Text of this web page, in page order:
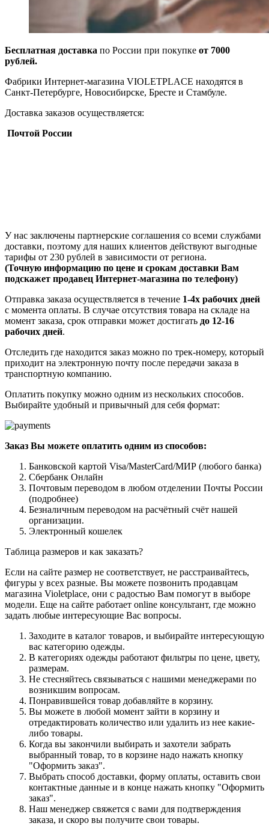
Бесплатная доставка по России при покупке от 7000
рублей.
Фабрики Интернет-магазина VIOLETPLACE находятся в
Санкт-Петербурге, Новосибирске, Бресте и Стамбуле.
Доставка заказов осуществляется:
Почтой России
У нас заключены партнерские соглашения со всеми службами
доставки, поэтому для наших клиентов действуют выгодные
тарифы от 230 рублей в зависимости от региона.
(Точную информацию по цене и срокам доставки Вам
подскажет продавец Интернет-магазина по телефону)
Отправка заказа осуществляется в течение 1-4х рабочих дней
с момента оплаты. В случае отсутствия товара на складе на
момент заказа, срок отправки может достигать до 12-16
рабочих дней.
Отследить где находится заказ можно по трек-номеру, который
приходит на электронную почту после передачи заказа в
транспортную компанию.
Оплатить покупку можно одним из нескольких способов.
Выбирайте удобный и привычный для себя формат:
Заказ Вы можете оплатить одним из способов:
Банковской картой Visa/MasterCard/МИР (любого банка)
Сбербанк Онлайн
Почтовым переводом в любом отделении Почты России
(подробнее)
Безналичным переводом на расчётный счёт нашей
организации.
Электронный кошелек
Таблица размеров и как заказать?
Если на сайте размер не соответствует, не расстраивайтесь,
фигуры у всех разные. Вы можете позвонить продавцам
магазина Violetplace, они с радостью Вам помогут в выборе
модели. Еще на сайте работает online консультант, где можно
задать любые интересующие Вас вопросы.
Заходите в каталог товаров, и выбирайте интересующую
вас категорию одежды.
В категориях одежды работают фильтры по цене, цвету,
размерам.
Не стесняйтесь связываться с нашими менеджерами по
возникшим вопросам.
Понравившейся товар добавляйте в корзину.
Вы можете в любой момент зайти в корзину и
отредактировать количество или удалить из нее какие-
либо товары.
Когда вы закончили выбирать и захотели забрать
выбранный товар, то в корзине надо нажать кнопку
"Оформить заказ".
Выбрать способ доставки, форму оплаты, оставить свои
контактные данные и в конце нажать кнопку "Оформить
заказ".
Наш менеджер свяжется с вами для подтверждения
заказа, и скоро вы получите свои товары.